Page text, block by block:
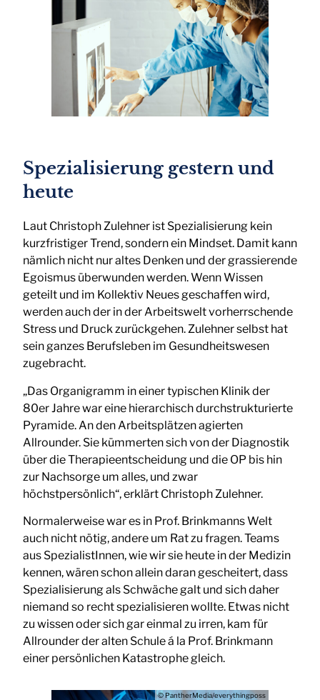
Spezialisierung gestern und
heute
Laut Christoph Zulehner ist Spezialisierung kein
kurzfristiger Trend, sondern ein Mindset. Damit kann
nämlich nicht nur altes Denken und der grassierende
Egoismus überwunden werden. Wenn Wissen
geteilt und im Kollektiv Neues geschaffen wird,
werden auch der in der Arbeitswelt vorherrschende
Stress und Druck zurückgehen. Zulehner selbst hat
sein ganzes Berufsleben im Gesundheitswesen
zugebracht.
„Das Organigramm in einer typischen Klinik der
80er Jahre war eine hierarchisch durchstrukturierte
Pyramide. An den Arbeitsplätzen agierten
Allrounder. Sie kümmerten sich von der Diagnostik
über die Therapieentscheidung und die OP bis hin
zur Nachsorge um alles, und zwar
höchstpersönlich“, erklärt Christoph Zulehner.
Normalerweise war es in Prof. Brinkmanns Welt
auch nicht nötig, andere um Rat zu fragen. Teams
aus SpezialistInnen, wie wir sie heute in der Medizin
kennen, wären schon allein daran gescheitert, dass
Spezialisierung als Schwäche galt und sich daher
niemand so recht spezialisieren wollte. Etwas nicht
zu wissen oder sich gar einmal zu irren, kam für
Allrounder der alten Schule á la Prof. Brinkmann
einer persönlichen Katastrophe gleich.
© PantherMedia/everythingposs